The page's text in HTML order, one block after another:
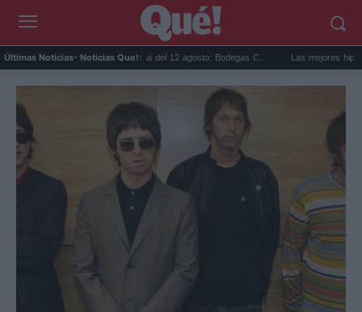
Últimas Noticias- Noticias Que!:
Eclipse solar en Cariñena del 12 agosto: Bodegas C... Las mejores hipotecas